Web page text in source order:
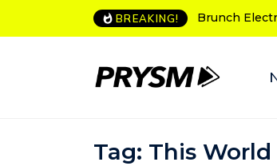
BREAKING!
Brunch Electronik de retour à Bordeaux
Tag: This World